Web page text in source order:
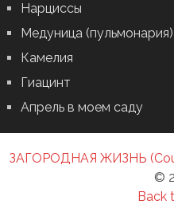
Нарциссы
Медуница (пульмонария)
Камелия
Гиацинт
Апрель в моем саду
ЗАГОРОДНАЯ ЖИЗНЬ
©
Back